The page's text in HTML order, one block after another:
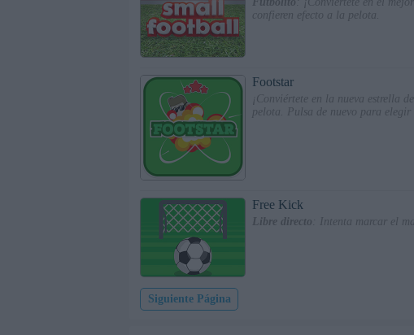
confieren efecto a la pelota.
Footstar
¡Conviértete en la nueva estrella
pelota. Pulsa de nuevo para elegir
Free Kick
Libre directo : Intenta marcar el
Siguiente Página